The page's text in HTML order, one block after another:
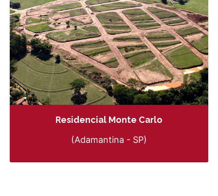
Residencial Monte Carlo
(Adamantina - SP)